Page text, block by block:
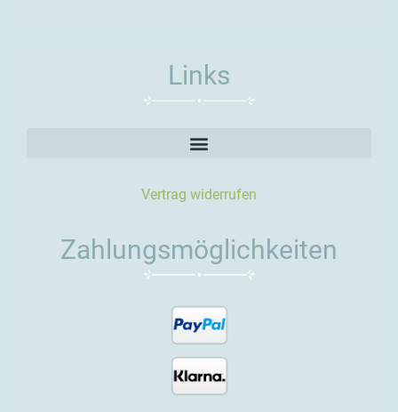
Links
Vertrag widerrufen
Zahlungsmöglichkeiten